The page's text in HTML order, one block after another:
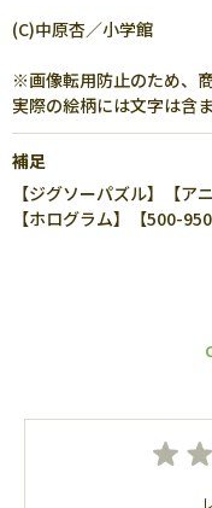
(C)中原杏／小学館
※画像転用防止のため、
実際の絵柄には文字は含
補足
【ジグソーパズル】【ア
【ホログラム】【500-